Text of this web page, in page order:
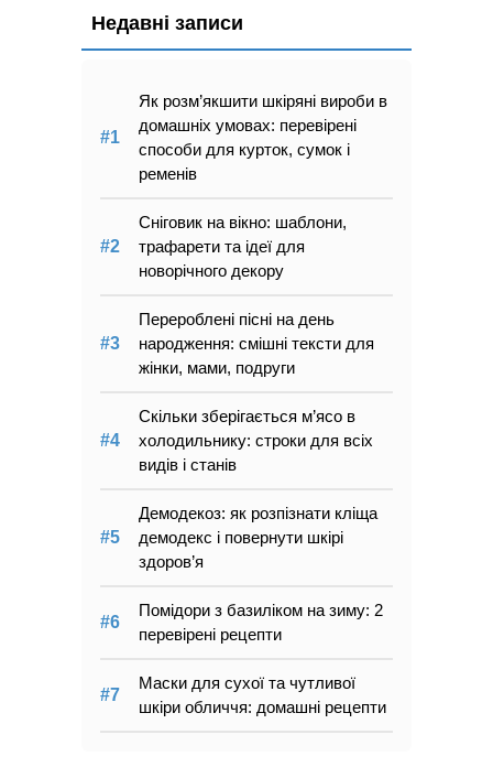
Недавні записи
Як розм’якшити шкіряні вироби в
домашніх умовах: перевірені
способи для курток, сумок і
ременів
Сніговик на вікно: шаблони,
трафарети та ідеї для
новорічного декору
Перероблені пісні на день
народження: смішні тексти для
жінки, мами, подруги
Скільки зберігається м’ясо в
холодильнику: строки для всіх
видів і станів
Демодекоз: як розпізнати кліща
демодекс і повернути шкірі
здоров’я
Помідори з базиліком на зиму: 2
перевірені рецепти
Маски для сухої та чутливої
шкіри обличчя: домашні рецепти